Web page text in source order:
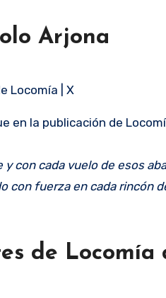
Arjona
Locomía | X
en la publicación de
con cada vuelo de esos
con fuerza en cada rincón
de Locomía